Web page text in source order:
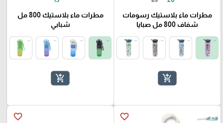
مطرات ماء بلاستيك رسومات
شفاف 800 مل صبايا
add_shopping_cart
مطرات ماء بلاستيك 800 مل
شبابي
add_shopping_cart
favorite_border
favorite_border